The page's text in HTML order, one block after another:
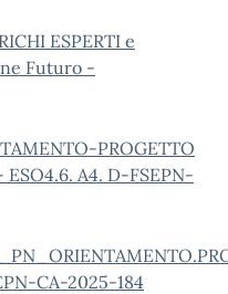
ESPERTI e
Futuro -
PROGETTO
A4. D-FSEPN-
CA-2025-184